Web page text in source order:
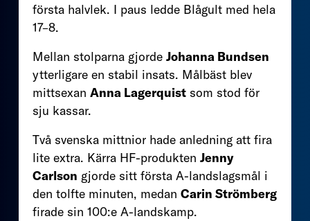
första halvlek. I paus ledde Blågult med hela
17–8.
Mellan stolparna gjorde Johanna Bundsen
ytterligare en stabil insats. Målbäst blev
mittsexan Anna Lagerquist som stod för
sju kassar.
Två svenska mittnior hade anledning att fira
lite extra. Kärra HF-produkten Jenny
Carlson gjorde sitt första A-landslagsmål i
den tolfte minuten, medan Carin Strömberg
firade sin 100:e A-landskamp.